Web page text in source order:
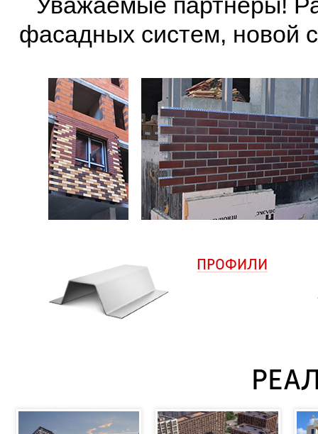
фасадных систем,
ПРОФИЛИ